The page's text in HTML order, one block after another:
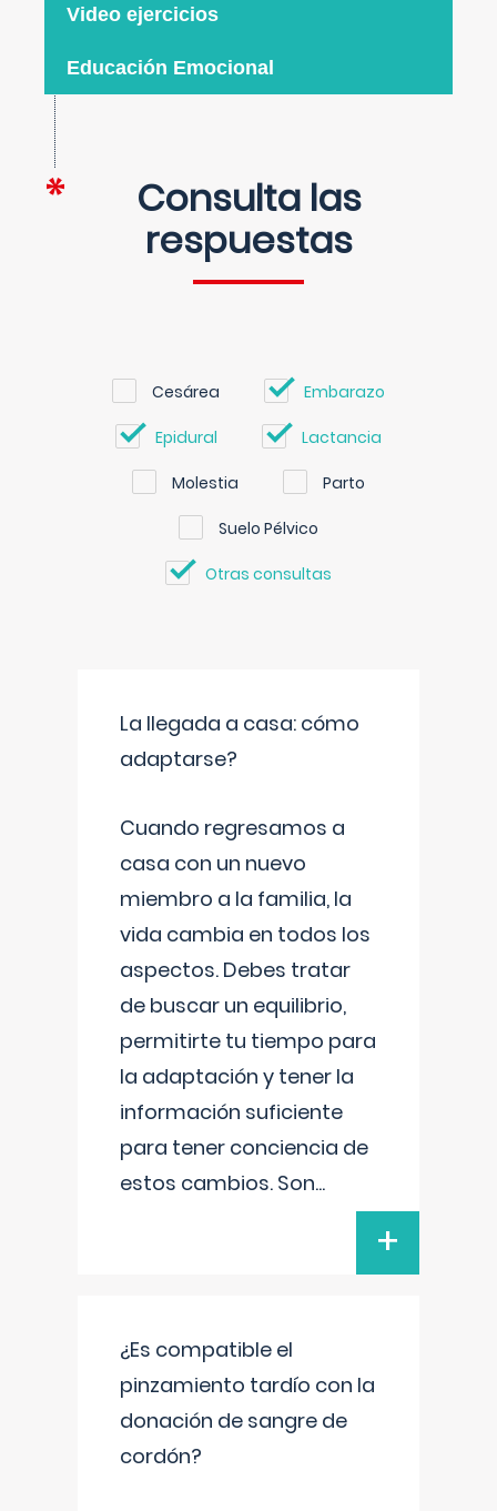
Video ejercicios
Educación Emocional
Consulta las
respuestas
Cesárea Embarazo
Epidural Lactancia
Molestia Parto
Suelo Pélvico
Otras consultas
La llegada a casa: cómo
adaptarse?
Cuando regresamos a
casa con un nuevo
miembro a la familia, la
vida cambia en todos los
aspectos. Debes tratar
de buscar un equilibrio,
permitirte tu tiempo para
la adaptación y tener la
información suficiente
para tener conciencia de
estos cambios. Son...
+
¿Es compatible el
pinzamiento tardío con la
donación de sangre de
cordón?